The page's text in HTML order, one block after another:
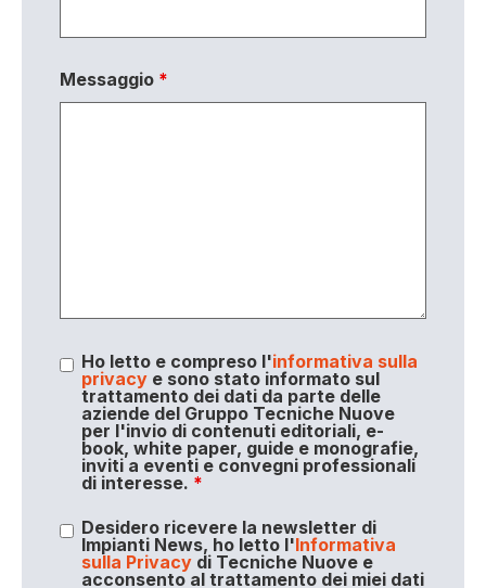
Messaggio *
Ho letto e compreso l'informativa sulla
privacye sono stato informato sul
trattamento dei dati da parte delle
aziende del Gruppo Tecniche Nuove
per l'invio di contenuti editoriali, e-
book, white paper, guide e monografie,
inviti a eventi e convegni professionali
di interesse. *
Desidero ricevere la newsletter di
Impianti News, ho letto l'Informativa
sulla Privacydi Tecniche Nuove e
acconsento al trattamento dei miei dati